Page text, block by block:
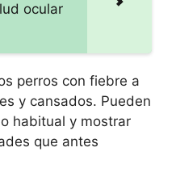
ocular
perros con fiebre a
y cansados. Pueden
habitual y mostrar
que antes